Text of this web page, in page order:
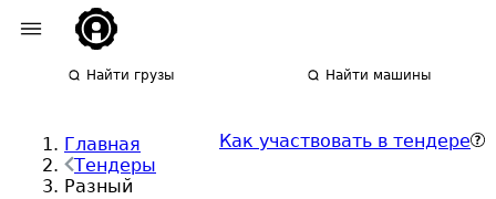
Найти грузы Найти машины
Главная
Тендеры
Разный
Как участвовать в тендере